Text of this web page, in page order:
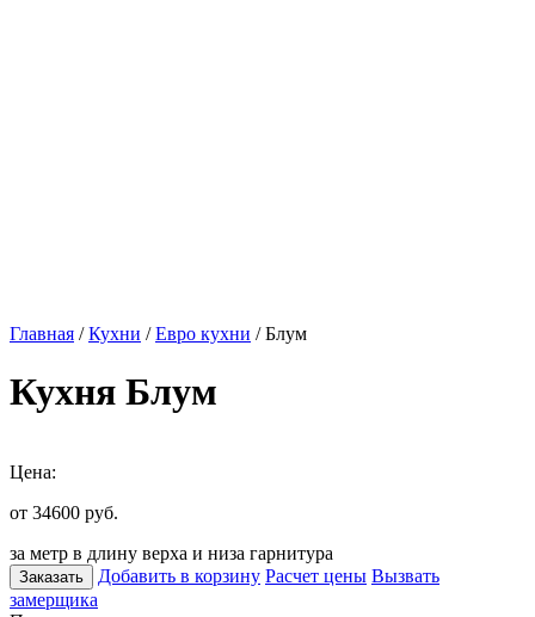
Главная /Кухни /Евро кухни / Блум
Кухня Блум
Цена:
от 34600 руб.
за метр в длину верха и низа гарнитура
Заказать Добавить в корзину Расчет цены Вызвать
замерщика